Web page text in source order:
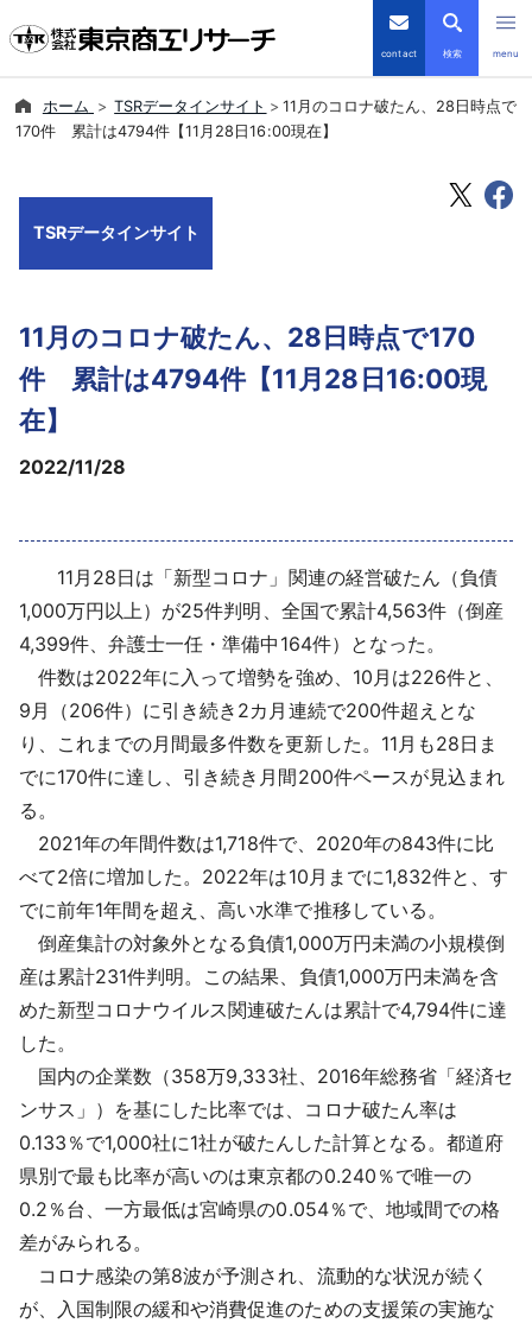
contact 検索 menu
倒産・注目企業情報
会社案内
よくあるご質問
English
ホーム TSRデータインサイト
11月のコロナ破たん、28日時点で
170件 累計は4794件【11月28日16:00現在】
TSRデータインサイト
11月のコロナ破たん、28日時点で170
件 累計は4794件【11月28日16:00現
在】
2022/11/28
11月28日は「新型コロナ」関連の経営破たん（負債
1,000万円以上）が25件判明、全国で累計4,563件（倒産
4,399件、弁護士一任・準備中164件）となった。
件数は2022年に入って増勢を強め、10月は226件と、
9月（206件）に引き続き2カ月連続で200件超えとな
り、これまでの月間最多件数を更新した。11月も28日ま
でに170件に達し、引き続き月間200件ペースが見込まれ
る。
2021年の年間件数は1,718件で、2020年の843件に比
べて2倍に増加した。2022年は10月までに1,832件と、す
でに前年1年間を超え、高い水準で推移している。
倒産集計の対象外となる負債1,000万円未満の小規模倒
産は累計231件判明。この結果、負債1,000万円未満を含
めた新型コロナウイルス関連破たんは累計で4,794件に達
した。
国内の企業数（358万9,333社、2016年総務省「経済セ
ンサス」）を基にした比率では、コロナ破たん率は
0.133％で1,000社に1社が破たんした計算となる。都道府
県別で最も比率が高いのは東京都の0.240％で唯一の
0.2％台、一方最低は宮崎県の0.054％で、地域間での格
差がみられる。
コロナ感染の第8波が予測され、流動的な状況が続く
が、入国制限の緩和や消費促進のための支援策の実施な